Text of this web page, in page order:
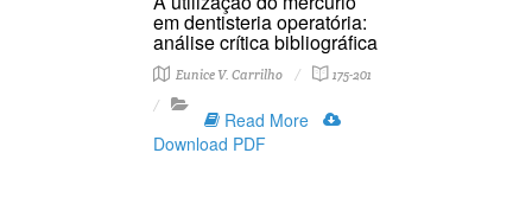
em dentisteria operatória:
análise crítica bibliográfica
Eunice V. Carrilho 175-201
Read More
Download PDF